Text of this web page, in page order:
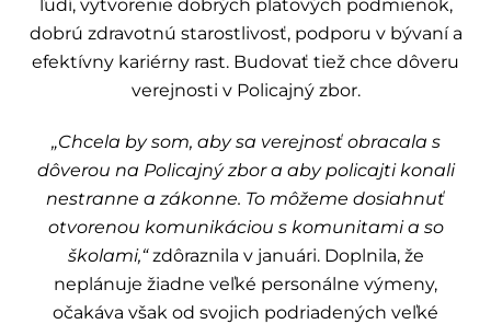
ľudí, vytvorenie dobrých platových podmienok,
dobrú zdravotnú starostlivosť, podporu v bývaní a
efektívny kariérny rast. Budovať tiež chce dôveru
verejnosti v Policajný zbor.
„Chcela by som, aby sa verejnosť obracala s
dôverou na Policajný zbor a aby policajti konali
nestranne a zákonne. To môžeme dosiahnuť
otvorenou komunikáciou s komunitami a so
školami,“zdôraznila v januári. Doplnila, že
neplánuje žiadne veľké personálne výmeny,
očakáva však od svojich podriadených veľké